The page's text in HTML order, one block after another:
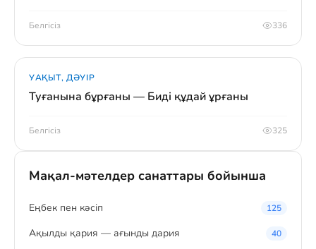
Белгісіз 336
УАҚЫТ, ДӘУІР
Туғанына бұрғаны — Биді құдай ұрғаны
Белгісіз 325
Мақал-мәтелдер санаттары бойынша
Eңбек пен кәсіп 125
Ақылды қария — ағынды дария 40